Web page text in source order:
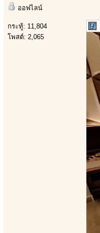
ออฟไลน์
กระทู้: 11,804
โพสต์: 2,065